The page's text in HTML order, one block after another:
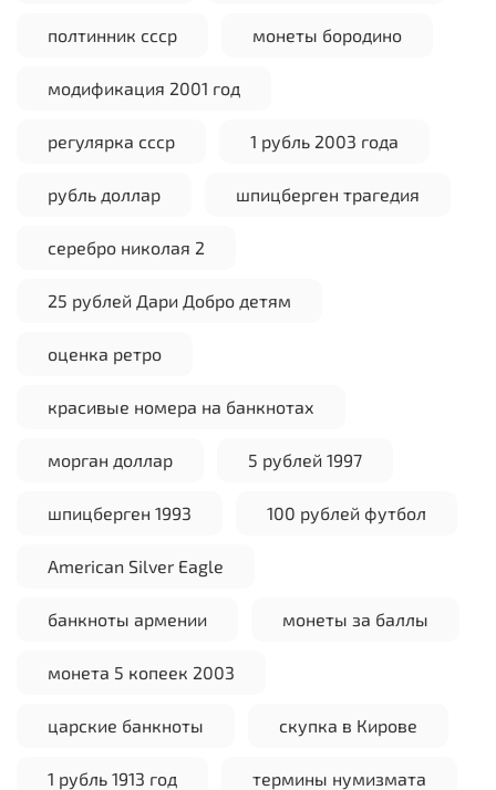
полтинник ссср монеты бородино
модификация 2001 год
регулярка ссср 1 рубль 2003 года
рубль доллар шпицберген трагедия
серебро николая 2
25 рублей Дари Добро детям
оценка ретро
красивые номера на банкнотах
морган доллар 5 рублей 1997
шпицберген 1993 100 рублей футбол
American Silver Eagle
банкноты армении монеты за баллы
монета 5 копеек 2003
царские банкноты скупка в Кирове
1 рубль 1913 год термины нумизмата